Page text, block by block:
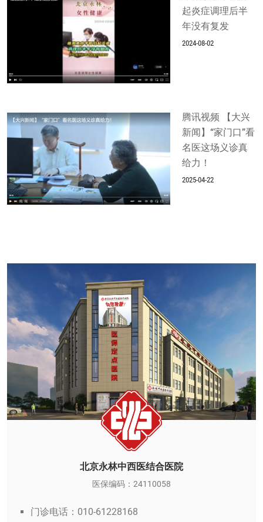
起炎症调理后半
年没有复发
2024-08-02
腾讯视频 【大兴
新闻】“家门口”看
名医这场义诊真
给力！
2025-04-22
北京永林中西医结合医院
医保编码：24110058
门诊电话：010-61228168